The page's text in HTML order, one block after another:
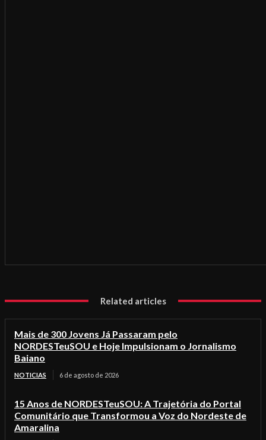
Related articles
Mais de 300 Jovens Já Passaram pelo
NORDESTeuSOU e Hoje Impulsionam o Jornalismo
Baiano
NOTICIAS 6 de agosto de 2026
15 Anos de NORDESTeuSOU: A Trajetória do Portal
Comunitário que Transformou a Voz do Nordeste de
Amaralina